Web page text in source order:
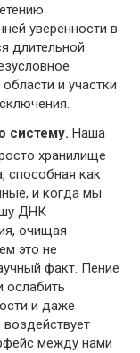
уверенности в
длительной
и участки
систему. Наша
хранилище
способная как
и когда мы
ДНК
очищая
это не
факт. Пение
ослабить
и даже
между нами